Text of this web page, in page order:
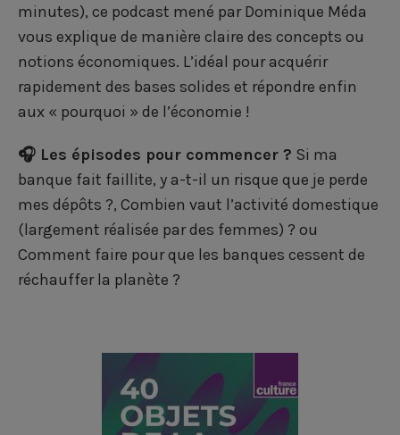
minutes), ce podcast mené par Dominique Méda
vous explique de manière claire des concepts ou
notions économiques. L’idéal pour acquérir
rapidement des bases solides et répondre enfin
aux « pourquoi » de l’économie !
🎧 Les épisodes pour commencer ? Si ma
banque fait faillite, y a-t-il un risque que je perde
mes dépôts ?, Combien vaut l’activité domestique
(largement réalisée par des femmes) ? ou
Comment faire pour que les banques cessent de
réchauffer la planète ?